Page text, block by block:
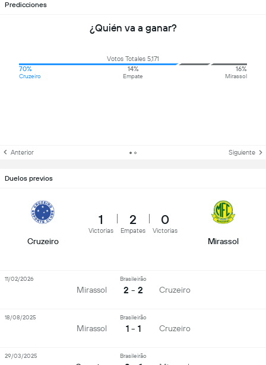
Predicciones
¿Quién va a ganar?
Votos Totales 5,171
70%
Cruzeiro
14%
Empate
16%
Mirassol
Anterior Siguiente
Duelos previos
Cruzeiro
1
Victorias
2
Empates
0
Victorias
Mirassol
Mirassol
Brasileirão
2 - 2 Cruzeiro
11/02/2026
Mirassol
Brasileirão
1 - 1 Cruzeiro
18/08/2025
Brasileirão
29/03/2025